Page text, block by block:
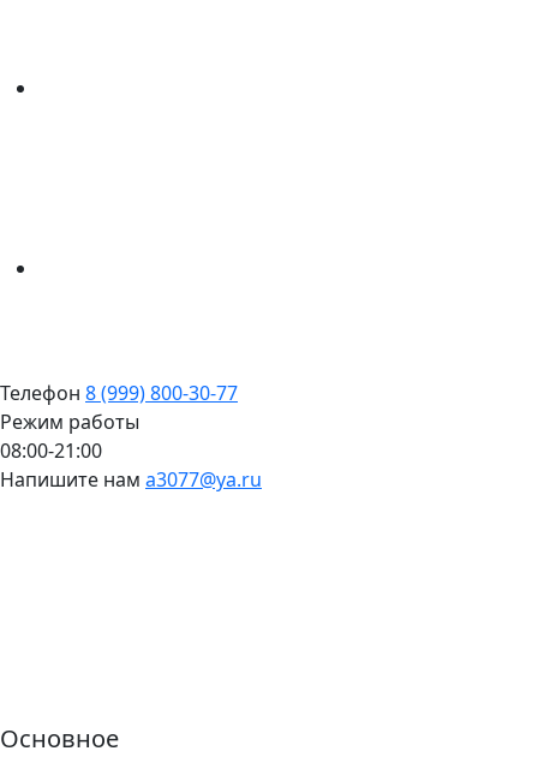
Телефон 8 (999) 800-30-77
Режим работы
08:00-21:00
Напишите нам a3077@ya.ru
Основное